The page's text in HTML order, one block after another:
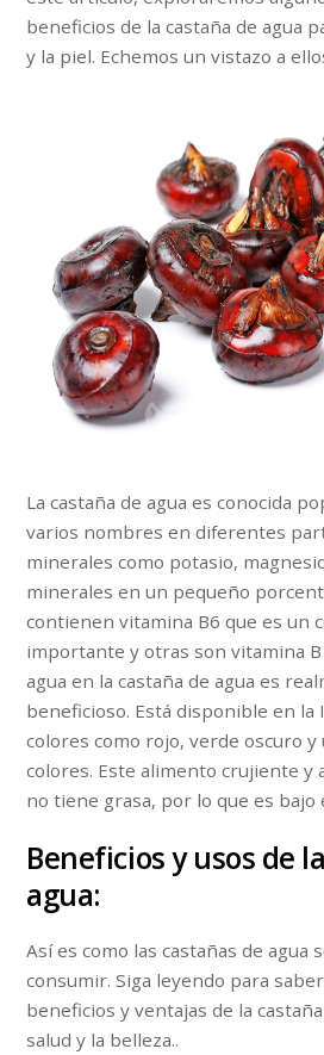
beneficios de la castaña de agua
y la piel. Echemos un vistazo a
La castaña de agua es conocida
varios nombres en diferentes
minerales como potasio,
minerales en un pequeño
contienen vitamina B6 que es un
importante y otras son vitamina B
agua en la castaña de agua es
beneficioso. Está disponible en la
colores como rojo, verde oscuro y
colores. Este alimento crujiente
no tiene grasa, por lo que es bajo
Beneficios y usos de
agua:
Así es como las castañas de agua
consumir. Siga leyendo para
beneficios y ventajas de la
salud y la belleza..